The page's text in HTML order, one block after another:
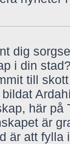
dig
i din
till
här på
är
är att fylla